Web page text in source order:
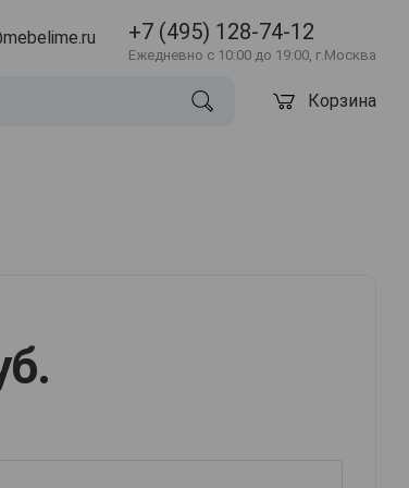
+7 (495) 128-74-12
Ежедневно с 10:00 до 19:00, г.Москва
Корзина